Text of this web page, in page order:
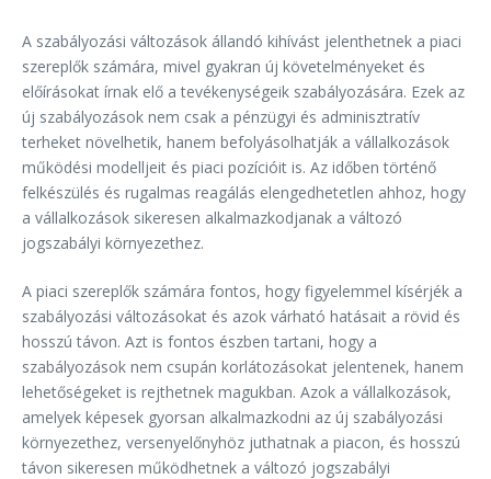
A szabályozási változások állandó kihívást jelenthetnek a piaci
szereplők számára, mivel gyakran új követelményeket és
előírásokat írnak elő a tevékenységeik szabályozására. Ezek az
új szabályozások nem csak a pénzügyi és adminisztratív
terheket növelhetik, hanem befolyásolhatják a vállalkozások
működési modelljeit és piaci pozícióit is. Az időben történő
felkészülés és rugalmas reagálás elengedhetetlen ahhoz, hogy
a vállalkozások sikeresen alkalmazkodjanak a változó
jogszabályi környezethez.
A piaci szereplők számára fontos, hogy figyelemmel kísérjék a
szabályozási változásokat és azok várható hatásait a rövid és
hosszú távon. Azt is fontos észben tartani, hogy a
szabályozások nem csupán korlátozásokat jelentenek, hanem
lehetőségeket is rejthetnek magukban. Azok a vállalkozások,
amelyek képesek gyorsan alkalmazkodni az új szabályozási
környezethez, versenyelőnyhöz juthatnak a piacon, és hosszú
távon sikeresen működhetnek a változó jogszabályi